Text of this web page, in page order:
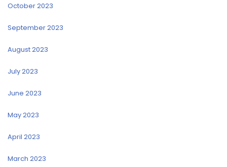
October 2023
September 2023
August 2023
July 2023
June 2023
May 2023
April 2023
March 2023